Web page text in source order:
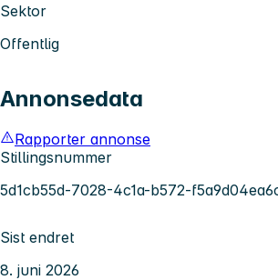
Sektor
Offentlig
Annonsedata
Rapporter annonse
Stillingsnummer
5d1cb55d-7028-4c1a-b572-
Sist endret
8. juni 2026